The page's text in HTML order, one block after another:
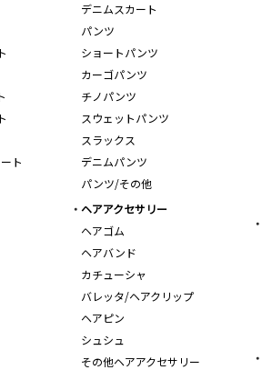
ト
デニムスカート
パンツ
ショートパンツ
カーゴパンツ
チノパンツ
スウェットパンツ
スラックス
デニムパンツ
パンツ/その他
ヘアアクセサリー
ヘアゴム
ヘアバンド
カチューシャ
バレッタ/ヘアクリップ
ヘアピン
シュシュ
その他ヘアアクセサリー